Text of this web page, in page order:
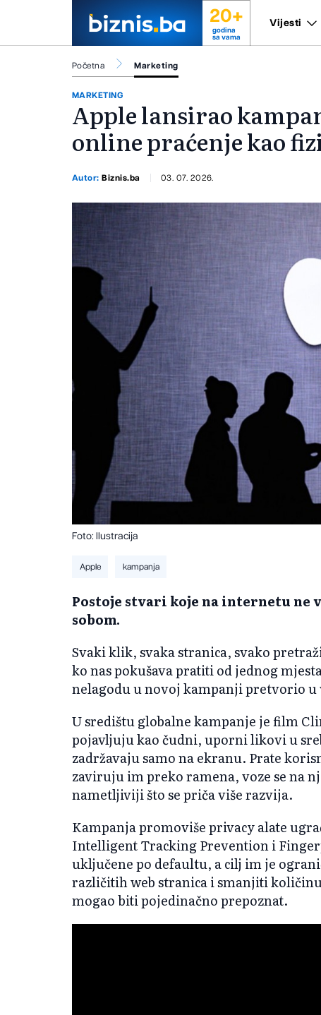
20+
godina
sa vama
Vijesti
Početna Marketing
MARKETING
Apple lansirao
online praćenje kao
Autor:Biznis.ba 03. 07. 2026.
Foto: Ilustracija
Apple kampanja
Postoje stvari koje na internetu ne
sobom.
Svaki klik, svaka stranica, svako
ko nas pokušava pratiti od jednog
nelagodu u novoj kampanji pretvorio
U središtu globalne kampanje je film
pojavljuju kao čudni, uporni likovi u
zadržavaju samo na ekranu. Prate
zaviruju im preko ramena, voze se na
nametljiviji što se priča više razvija.
Kampanja promoviše privacy alate
Intelligent Tracking Prevention i
uključene po defaultu, a cilj im je
različitih web stranica i smanjiti
mogao biti pojedinačno prepoznat.